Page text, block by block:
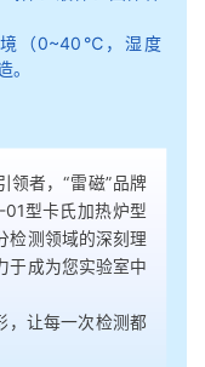
（0~40℃，湿度
。
领者，“雷磁”品牌
型卡氏加热炉型
检测领域的深刻理
于成为您实验室中
，让每一次检测都